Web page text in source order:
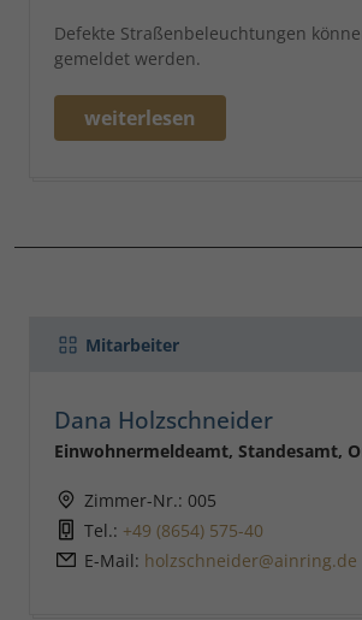
Defekte Straßenbeleuchtungen
gemeldet werden.
weiterlesen
Mitarbeiter
Dana Holzschneider
Einwohnermeldeamt, Standesamt,
Zimmer-Nr.: 005
Tel.: +49 (8654) 575-40
E-Mail: holzschneider@ainring.de